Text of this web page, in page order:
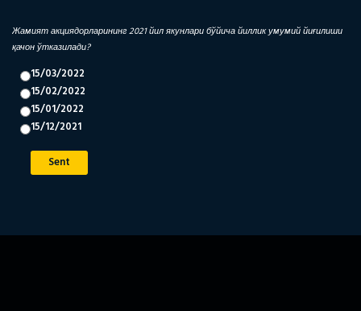
Жамият акциядорларининг 2021 йил якунлари бўйича йиллик умумий йиғилиши
қачон ўтказилади?
15/03/2022
15/02/2022
15/01/2022
15/12/2021